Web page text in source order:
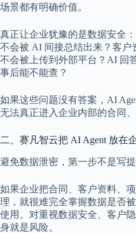
场景都有明确价值。
真正让企业犹豫的是数据安全
不会被 AI 间接总结出来？客户
不会被上传到外部平台？AI 回
事后能不能查？
如果这些问题没有答案，AI
无法真正进入企业内部的合同
二、赛凡智云把 AI Agent 放在
避免数据泄密，第一步不是写
如果企业把合同、客户资料、
理，就很难完全掌握数据是否
使用。对重视数据安全、客户
身就是风险。